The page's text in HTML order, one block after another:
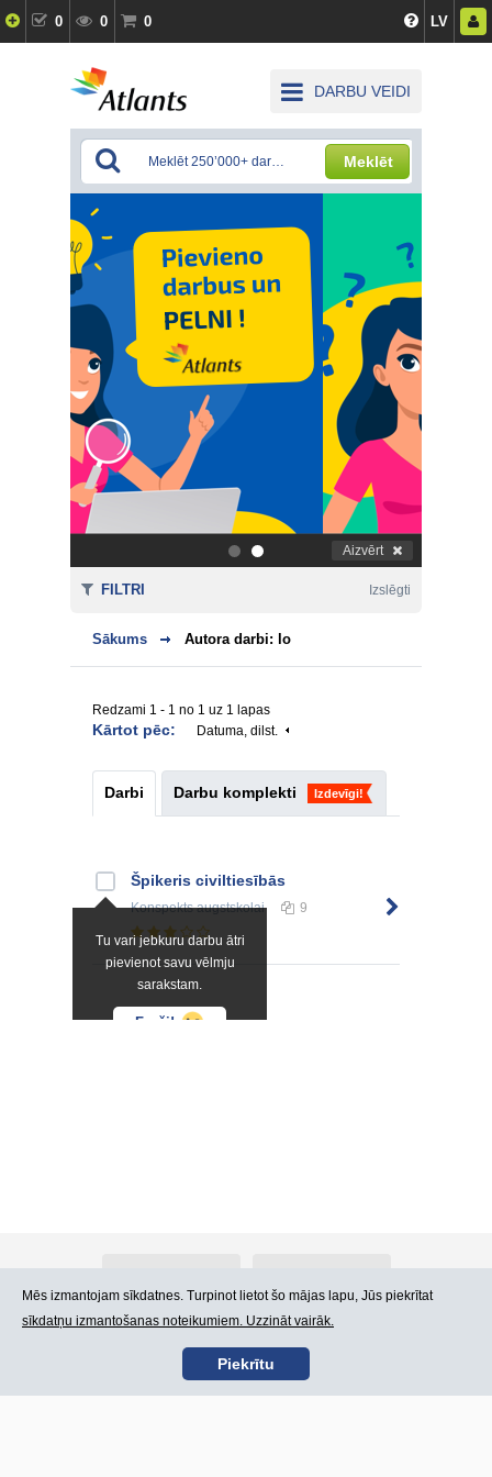
0 0 0 LV
DARBU VEIDI
Meklēt
. Aizvērt
Sākums Autora darbi: lo
Redzami 1 - 1 no 1 uz 1 lapas
Kārtot pēc: Datuma, dilst.
Darbi Darbu komplekti Izdevīgi!
Tu vari jebkuru darbu ātri
pievienot savu vēlmju
sarakstam.
Forši!
Špikeris civiltiesībās
Konspektsaugstskolai 9
FILTRI Izslēgti
Kontakti Lietošanas noteikumi
Mēs izmantojam sīkdatnes. Turpinot lietot šo mājas lapu, Jūs piekrītat
sīkdatņu izmantošanas noteikumiem. Uzzināt vairāk.
Piekrītu